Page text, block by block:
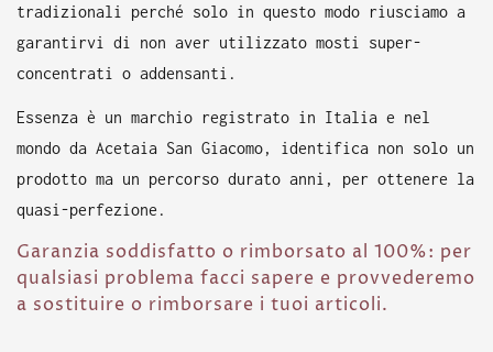
tradizionali
perché solo in questo modo riusciamo a
garantirvi di non aver utilizzato mosti super-
concentrati o addensanti.
Essenza è un marchio registrato in Italia e nel
mondo da Acetaia San Giacomo, identifica non solo un
prodotto ma un percorso durato anni, per ottenere la
quasi-perfezione.
Garanzia soddisfatto o rimborsato al 100%: per
qualsiasi problema facci sapere e provvederemo
a sostituire o rimborsare i tuoi articoli.